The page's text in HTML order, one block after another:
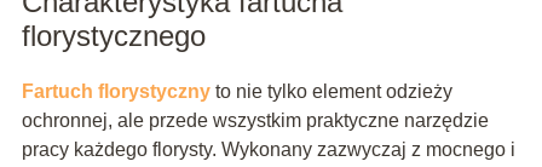
florystycznego
Fartuch florystycznyto nie tylko element odzieży
ochronnej, ale przede wszystkim praktyczne narzędzie
pracy każdego florysty. Wykonany zazwyczaj z mocnego i